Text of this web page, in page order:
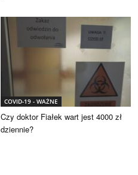
COVID-19 - WAŻNE
Czy doktor Fiałek wart jest 4000 zł
dziennie?